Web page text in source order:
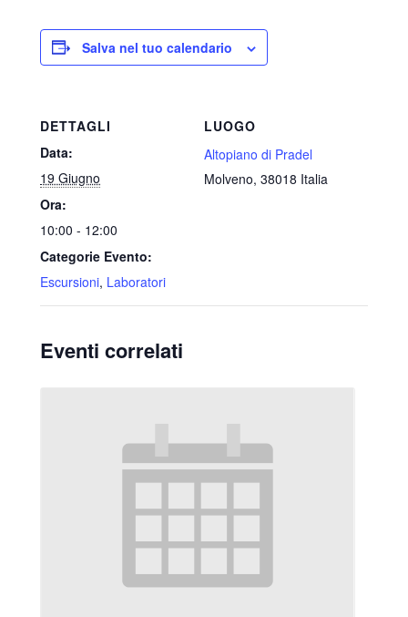
Salva nel tuo calendario
DETTAGLI
Data:
19 Giugno
Ora:
10:00 - 12:00
Categorie Evento:
Escursioni, Laboratori
LUOGO
Altopiano di Pradel
Molveno, 38018 Italia
Eventi correlati